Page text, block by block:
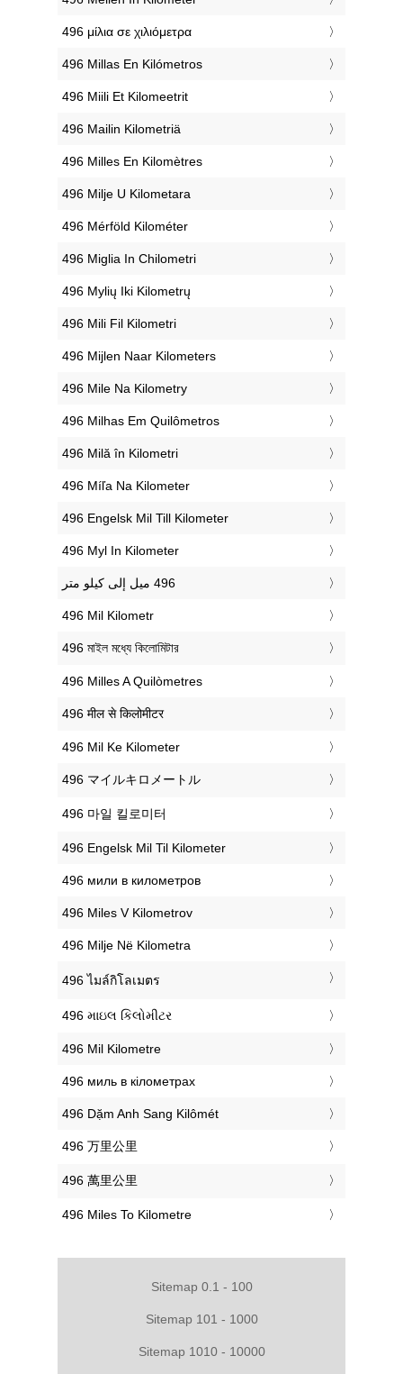
‎496 μίλια σε χιλιόμετρα
‎496 Millas En Kilómetros
‎496 Miili Et Kilomeetrit
‎496 Mailin Kilometriä
‎496 Milles En Kilomètres
‎496 Milje U Kilometara
‎496 Mérföld Kilométer
‎496 Miglia In Chilometri
‎496 Mylių Iki Kilometrų
‎496 Mili Fil Kilometri
‎496 Mijlen Naar Kilometers
‎496 Mile Na Kilometry
‎496 Milhas Em Quilômetros
‎496 Milă în Kilometri
‎496 Míľa Na Kilometer
‎496 Engelsk Mil Till Kilometer
‎496 Myl In Kilometer
‎496 Mil Kilometr
‎496 মাইল মধ্যে কিলোমিটার
‎496 Milles A Quilòmetres
‎496 मील से किलोमीटर
‎496 Mil Ke Kilometer
‎496 マイルキロメートル
‎496 마일 킬로미터
‎496 Engelsk Mil Til Kilometer
‎496 мили в километров
‎496 Miles V Kilometrov
‎496 Milje Në Kilometra
‎496 ไมล์กิโลเมตร
‎496 માઇલ કિલોમીટર
‎496 Mil Kilometre
‎496 миль в кілометрах
‎496 Dặm Anh Sang Kilômét
‎496 万里公里
‎496 萬里公里
‎496 Miles To Kilometre
Sitemap 0.1 - 100
Sitemap 101 - 1000
Sitemap 1010 - 10000